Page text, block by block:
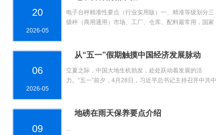
20
2026-05
电子台秤精准性要点（行业实用版）一、精准等级划分三
级秤（商用通用）市场、工厂、仓库、配料最常用，国家
06
2026-05
从“五一”假期触摸中国经济发展脉动
立夏之际，中国大地生机勃发，处处跃动着发展的活
力。“五一”前夕，4月28日，习近平总书记主持召开中共中
09
地磅在雨天保养要点介绍
...